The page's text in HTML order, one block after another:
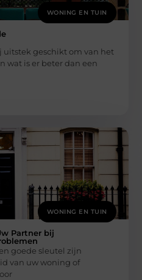
WONING EN TUIN
geschikt om van het
wat is er beter dan een
WONING EN TUIN
Partner bij
goede sleutel zijn
van uw woning of